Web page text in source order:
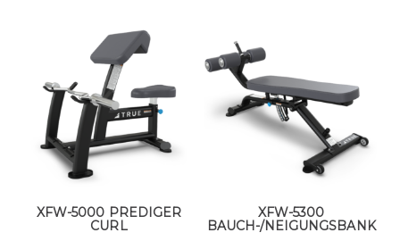
XFW-5000 PREDIGER
CURL
XFW-5300
BAUCH-/NEIGUNGSBANK